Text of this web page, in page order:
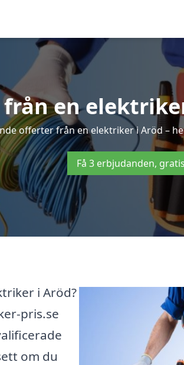
från en
offerter från en elektriker i Aröd –
Få 3 erbjudanden,
i Aröd?
pris.se
om du